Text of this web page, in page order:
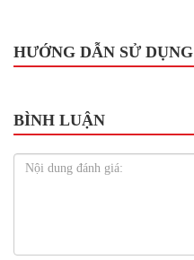
HƯỚNG DẪN SỬ DỤNG
BÌNH LUẬN